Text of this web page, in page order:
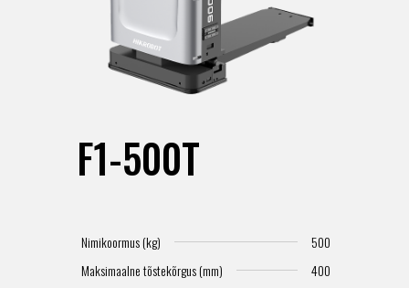
F1-500T
Nimikoormus (kg)
500
Maksimaalne tõstekõrgus (mm)
400